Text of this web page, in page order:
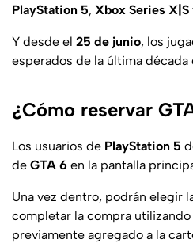
PlayStation 5, Xbox Series X|S
Y desde el 25 de junio, los
esperados de la última
¿Cómo reservar
Los usuarios de PlayStation 5
de GTA 6 en la pantalla
Una vez dentro, podrán elegir
completar la compra
previamente agregado a la